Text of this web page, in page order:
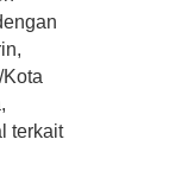
terkait